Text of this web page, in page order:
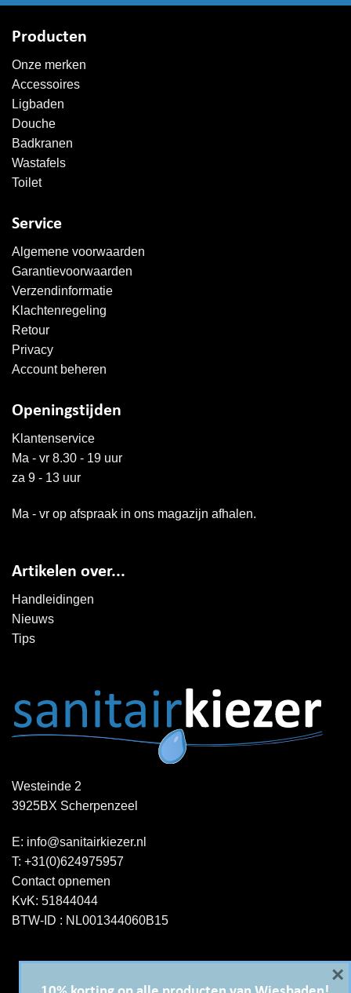
Producten
Onze merken
Accessoires
Ligbaden
Douche
Badkranen
Wastafels
Toilet
Service
Algemene voorwaarden
Garantievoorwaarden
Verzendinformatie
Klachtenregeling
Retour
Privacy
Account beheren
Openingstijden
Klantenservice
Ma - vr 8.30 - 19 uur
za 9 - 13 uur
Ma - vr op afspraak in ons magazijn afhalen.
Artikelen over...
Handleidingen
Nieuws
Tips
Westeinde 2
3925BX Scherpenzeel
E: info@sanitairkiezer.nl
T: +31(0)624975957
Contact opnemen
KvK: 51844044
BTW-ID : NL001344060B15
×